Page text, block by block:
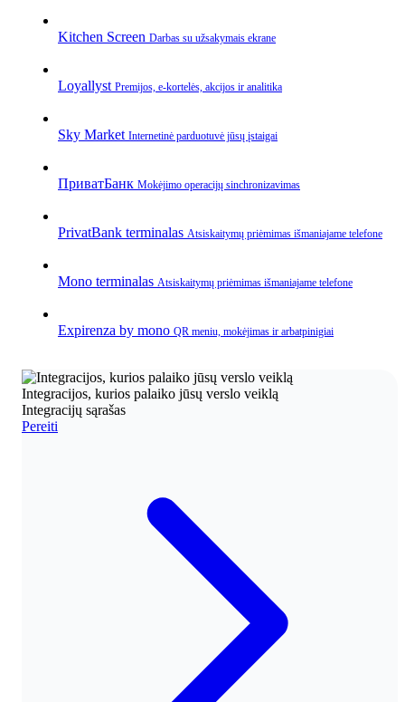
Kitchen Screen Darbas su užsakymais ekrane
Loyallyst Premijos, e‑kortelės, akcijos ir analitika
Sky Market Internetinė parduotuvė jūsų įstaigai
ПриватБанк Mokėjimo operacijų sinchronizavimas
PrivatBank terminalas Atsiskaitymų priėmimas išmaniajame telefone
Mono terminalas Atsiskaitymų priėmimas išmaniajame telefone
Expirenza by mono QR meniu, mokėjimas ir arbatpinigiai
Integracijos, kurios palaiko jūsų verslo veiklą
Integracijų sąrašas
Pereiti